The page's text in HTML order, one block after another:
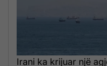
Irani ka krijuar një